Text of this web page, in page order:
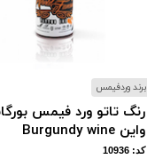
برند وردفیمس
رنگ تاتو ورد فیمس
واین Burgundy wine
کد: 10936